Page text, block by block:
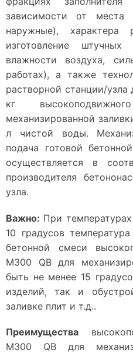
зависимости от места
наружные), характера
изготовление штучных
влажности воздуха,
работах), а также
растворной станции/
кг
механизированной
л чистой воды.
подача готовой
осуществляется в
производителя
узла.
Важно: При
10 градусов
бетонной смеси
М300 QB для
быть не менее 15
изделий, так и
заливке плит и т.д..
Преимущества
М300 QB для